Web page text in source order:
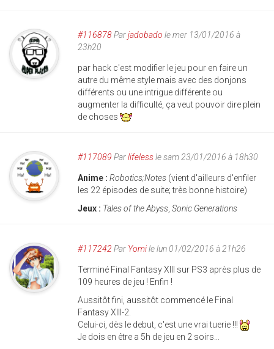
#116878Parjadobado le mer 13/01/2016 à
23h20
par hack c'est modifier le jeu pour en faire un
autre du même style mais avec des donjons
différents ou une intrigue différente ou
augmenter la difficulté, ça veut pouvoir dire plein
de choses
#117089 Parlifelessle sam 23/01/2016 à 18h30
Anime : Robotics;Notes (vient d'ailleurs d'enfiler
les 22 épisodes de suite; très bonne histoire)
Jeux : Tales of the Abyss Sonic Generations
#117242 Par Yomile lun 01/02/2016 à 21h26
Terminé Final Fantasy XIII sur PS3 après plus de
109 heures de jeu ! Enfin !
Aussitôt fini, aussitôt commencé le Final
Fantasy XIII-2.
Celui-ci, dès le debut, c'est une vrai tuerie !!!
Je dois en être a 5h de jeu en 2 soirs...